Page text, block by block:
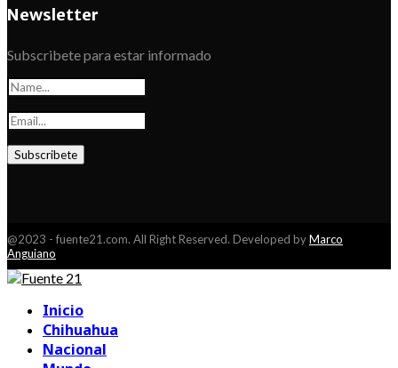
Newsletter
Subscribete para estar informado
@2023 - fuente21.com. All Right Reserved. Developed byMarco
Anguiano
Inicio
Chihuahua
Nacional